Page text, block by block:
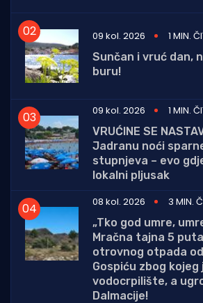
09 kol. 2026
1 MIN.
Sunčan i vruć dan,
buru!
09 kol. 2026
1 MIN.
VRUĆINE SE
Jadranu noći
stupnjeva – evo
lokalni pljusak
08 kol. 2026
3 MIN.
„Tko god umre,
Mračna tajna 5
otrovnog otpada
Gospiću zbog
vodocrpilište, a
Dalmacije!